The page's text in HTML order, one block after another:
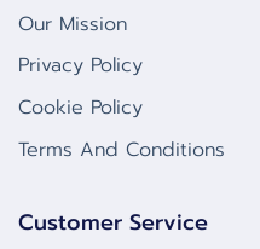
Our Mission
Privacy Policy
Cookie Policy
Terms And Conditions
Customer Service